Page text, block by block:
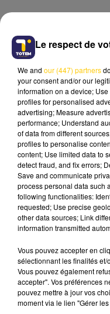
Lecture (4
8 mai 2025 - 4 min
L'INFO DU
Ecoutez sur Totem
le pays de Brioude
de nos journalistes
Le respect de
We and our (447) partners
your consent and/or our
information on a device;
profiles for personalised
advertising; Measure
performance; Understand
of data from different
profiles to personalise
content; Use limited data to
detect fraud, and fix errors;
Save and communicate
process personal data such
following functionalities:
requested; Use precise
other data sources; Link
information transmitted
Vous pouvez accepter en
sélectionnant les finalités
Vous pouvez également
accepter". Vos préférences
pouvez mettre à jour vos
moment via le lien "Gérer